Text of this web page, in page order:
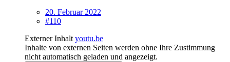
20. Februar 2022
#110
Externer Inhalt youtu.be
Inhalte von externen Seiten werden ohne Ihre Zustimmung
nicht automatisch geladen und angezeigt.